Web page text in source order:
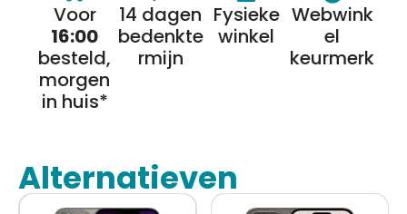
Voor
16:00
besteld,
morgen
in huis*
14 dagen
bedenkte
rmijn
Fysieke
winkel
Webwink
el
keurmerk
Alternatieven